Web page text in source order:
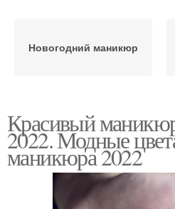
Новогодний маникюр
Удача в следующем
году
Серебряный маникюр
Красивый
2022. Модные
маникюра 2022